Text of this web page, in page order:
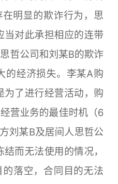
明显的欺诈行为，思
当对此承担相应的连带
哲公司和刘某B的欺诈
的经济损失。李某A购
为了进行经营活动，购
营业务的最佳时机（6
刘某B及居间人思哲公
而无法使用的情况，
落空，合同目的无法